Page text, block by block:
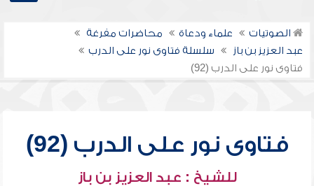
الصوتيات علماء ودعاة
محاضرات مفرغة
عبد العزيز بن باز
سلسلة فتاوى نور على الدرب
فتاوى نور على الدرب (92)
فتاوى نور على الدرب (92)
للشيخ : عبد العزيز بن باز